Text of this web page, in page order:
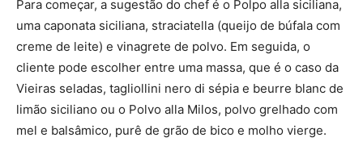
Para começar, a sugestão do chef é o Polpo alla siciliana,
uma caponata siciliana, straciatella (queijo de búfala com
creme de leite) e vinagrete de polvo. Em seguida, o
cliente pode escolher entre uma massa, que é o caso da
Vieiras seladas, tagliollini nero di sépia e beurre blanc de
limão siciliano ou o Polvo alla Milos, polvo grelhado com
mel e balsâmico, purê de grão de bico e molho vierge.